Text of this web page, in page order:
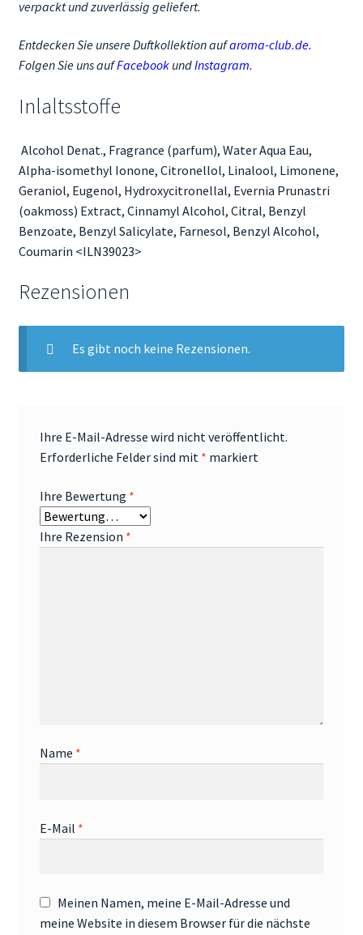
verpackt und zuverlässig geliefert.
Entdecken Sie unsere Duftkollektion aufaroma-club.de.
Folgen Sie uns aufFacebook undInstagram.
Inlaltsstoffe
Alcohol Denat., Fragrance (parfum), Water Aqua Eau,
Alpha-isomethyl Ionone, Citronellol, Linalool, Limonene,
Geraniol, Eugenol, Hydroxycitronellal, Evernia Prunastri
(oakmoss) Extract, Cinnamyl Alcohol, Citral, Benzyl
Benzoate, Benzyl Salicylate, Farnesol, Benzyl Alcohol,
Coumarin <ILN39023>
Rezensionen
Es gibt noch keine Rezensionen.
Ihre E-Mail-Adresse wird nicht veröffentlicht.
Erforderliche Felder sind mit * markiert
Ihre Bewertung *
Ihre Rezension *
Name *
E-Mail *
Meinen Namen, meine E-Mail-Adresse und
meine Website in diesem Browser für die nächste